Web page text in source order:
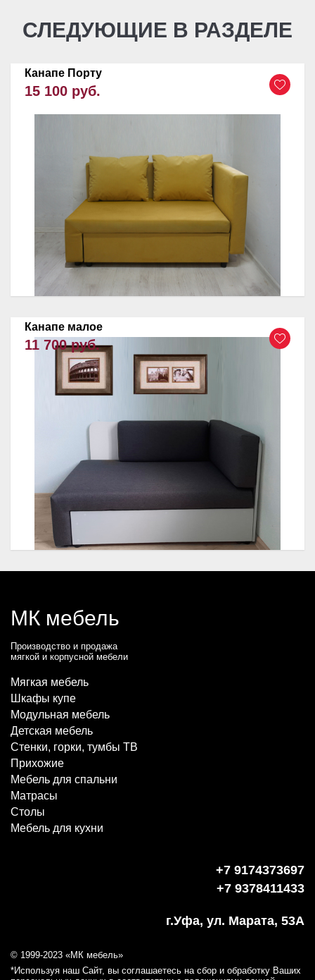
СЛЕДУЮЩИЕ В РАЗДЕЛЕ
Канапе Порту
15 100 руб.
Канапе малое
11 700 руб.
МК мебель
Производство и продажа
мягкой и корпусной мебели
Мягкая мебель
Шкафы купе
Модульная мебель
Детская мебель
Стенки, горки, тумбы ТВ
Прихожие
Мебель для спальни
Матрасы
Столы
Мебель для кухни
+7 9174373697
+7 9378411433
г.Уфа, ул. Марата, 53А
© 1999-2023 «МК мебель»
*Используя наш Сайт, вы соглашаетесь на сбор и обработку Ваших